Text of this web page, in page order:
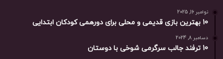
نوامبر 16, 2025
10 بهترین بازی‌ قدیمی و محلی برای دورهمی کودکان ابتدایی
دسامبر 8, 2024
10 ترفند جالب سرگرمی شوخی با دوستان